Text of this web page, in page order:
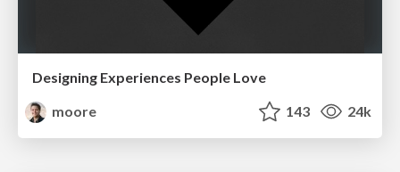
Designing Experiences People Love
moore
143 24k